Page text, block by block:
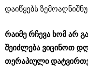
დაიწყებს
რაიმე რჩევა ხომ არ
შეიძლება ვიცინოთ
თერაპიული